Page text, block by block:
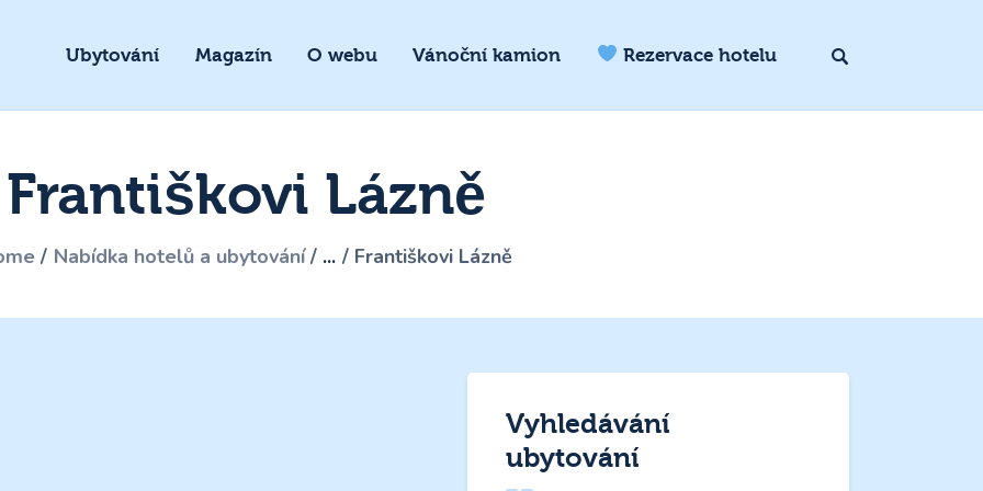
Ubytování Magazín O webu Vánoční kamion Rezervace hotelu
Františkovi Lázně
Nabídka hotelů a ubytování ... Františkovi Lázně
Vyhledávání
ubytování